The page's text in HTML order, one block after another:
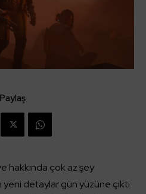
Paylaş
hakkında çok az şey
yeni detaylar gün yüzüne çıktı.